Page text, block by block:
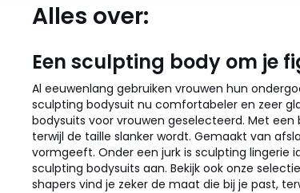
Alles over:
Een sculpting body om je
Al eeuwenlang gebruiken vrouwen hun
sculpting bodysuit nu comfortabeler en zeer
bodysuits voor vrouwen geselecteerd. Met
terwijl de taille slanker wordt. Gemaakt van
vormgeeft. Onder een jurk is sculpting lingerie
sculpting bodysuits aan. Bekijk ook onze
shapers vind je zeker de maat die bij je past,